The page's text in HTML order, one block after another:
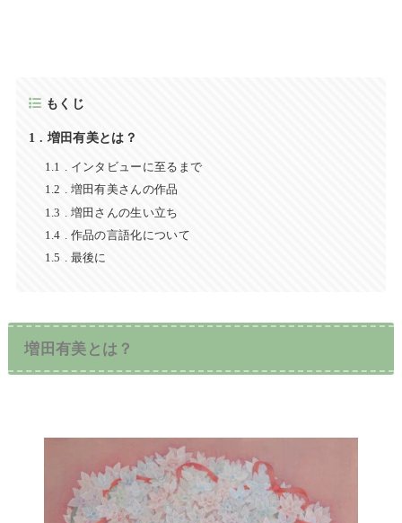
もくじ
1 増田有美とは？
1.1
インタビューに至るまで
1.2
増田有美さんの作品
1.3
増田さんの生い立ち
1.4
作品の言語化について
1.5
最後に
増田有美とは？